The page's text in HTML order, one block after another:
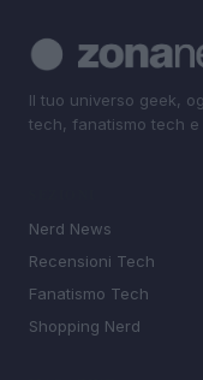
Il tuo universo geek,
tech, fanatismo tech
Nerd News
Recensioni Tech
Fanatismo Tech
Shopping Nerd